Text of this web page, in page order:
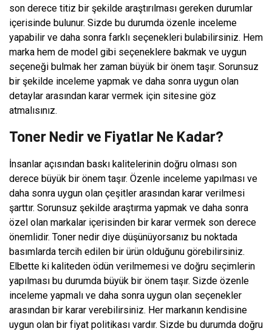
son derece titiz bir şekilde araştırılması gereken durumlar
içerisinde bulunur. Sizde bu durumda özenle inceleme
yapabilir ve daha sonra farklı seçenekleri bulabilirsiniz. Hem
marka hem de model gibi seçeneklere bakmak ve uygun
seçeneği bulmak her zaman büyük bir önem taşır. Sorunsuz
bir şekilde inceleme yapmak ve daha sonra uygun olan
detaylar arasından karar vermek için sitesine göz
atmalısınız.
Toner Nedir ve Fiyatlar Ne Kadar?
İnsanlar açısından baskı kalitelerinin doğru olması son
derece büyük bir önem taşır. Özenle inceleme yapılması ve
daha sonra uygun olan çeşitler arasından karar verilmesi
şarttır. Sorunsuz şekilde araştırma yapmak ve daha sonra
özel olan markalar içerisinden bir karar vermek son derece
önemlidir. Toner nedir diye düşünüyorsanız bu noktada
basımlarda tercih edilen bir ürün olduğunu görebilirsiniz.
Elbette ki kaliteden ödün verilmemesi ve doğru seçimlerin
yapılması bu durumda büyük bir önem taşır. Sizde özenle
inceleme yapmalı ve daha sonra uygun olan seçenekler
arasından bir karar verebilirsiniz. Her markanın kendisine
uygun olan bir fiyat politikası vardır. Sizde bu durumda doğru